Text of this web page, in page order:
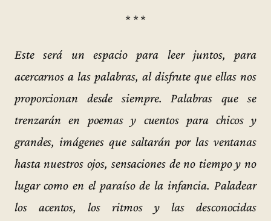
* * *
Este será un espacio para leer juntos, para
acercarnos a las palabras, al disfrute que ellas nos
proporcionan desde siempre. Palabras que se
trenzarán en poemas y cuentos para chicos y
grandes, imágenes que saltarán por las ventanas
hasta nuestros ojos, sensaciones de no tiempo y no
lugar como en el paraíso de la infancia. Paladear
los acentos, los ritmos y las desconocidas